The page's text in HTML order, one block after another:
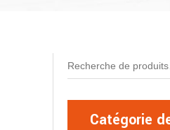
Catégorie